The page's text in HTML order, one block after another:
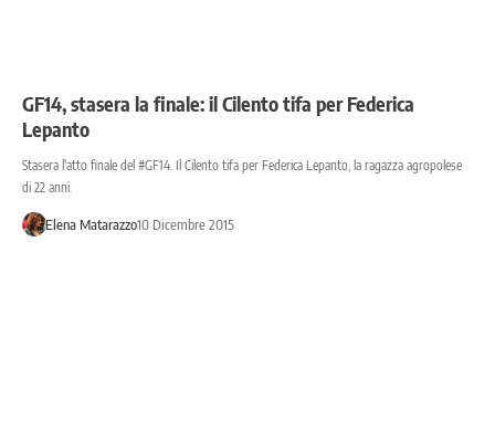
GF14, stasera la finale: il Cilento tifa per Federica
Lepanto
Stasera l'atto finale del #GF14. Il Cilento tifa per Federica Lepanto, la ragazza agropolese
di 22 anni.
Elena Matarazzo10 Dicembre 2015